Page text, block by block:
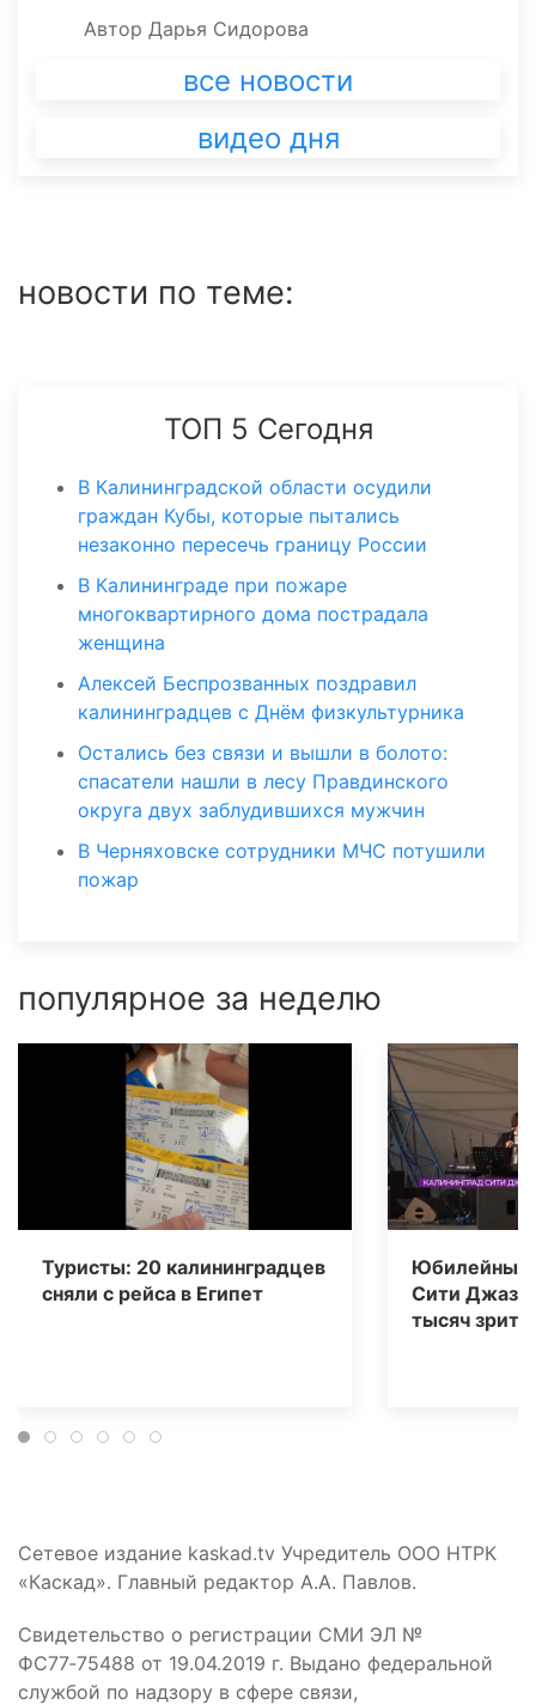
Автор Дарья Сидорова
все новости
видео дня
новости по теме:
ТОП 5 Сегодня
В Калининградской области осудили
граждан Кубы, которые пытались
незаконно пересечь границу России
В Калининграде при пожаре
многоквартирного дома пострадала
женщина
Алексей Беспрозванных поздравил
калининградцев с Днём физкультурника
Остались без связи и вышли в болото:
спасатели нашли в лесу Правдинского
округа двух заблудившихся мужчин
В Черняховске сотрудники МЧС потушили
пожар
популярное за неделю
Туристы: 20 калининградцев
сняли с рейса в Египет
Юбилейный
Сити Джаз»
тысяч
Сетевое издание kaskad.tv Учредитель ООО НТРК
«Каскад». Главный редактор А.А. Павлов.
Свидетельство о регистрации СМИ ЭЛ №
ФС77‑75488 от 19.04.2019 г. Выдано федеральной
службой по надзору в сфере связи,